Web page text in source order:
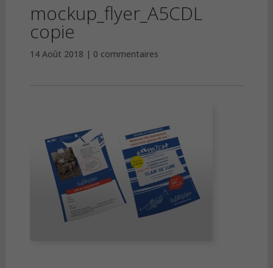
mockup_flyer_A5CDL
copie
14 Août 2018 0 commentaires